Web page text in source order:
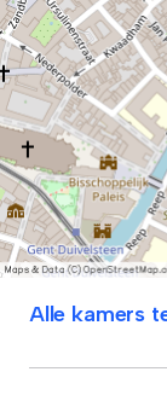
Alle kamers